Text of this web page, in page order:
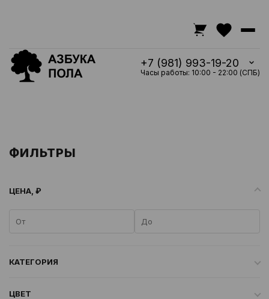
+7 (981) 993-19-20
Часы работы: 10:00 - 22:00 (СПБ)
ФИЛЬТРЫ
ЦЕНА, ₽
КАТЕГОРИЯ
ЦВЕТ